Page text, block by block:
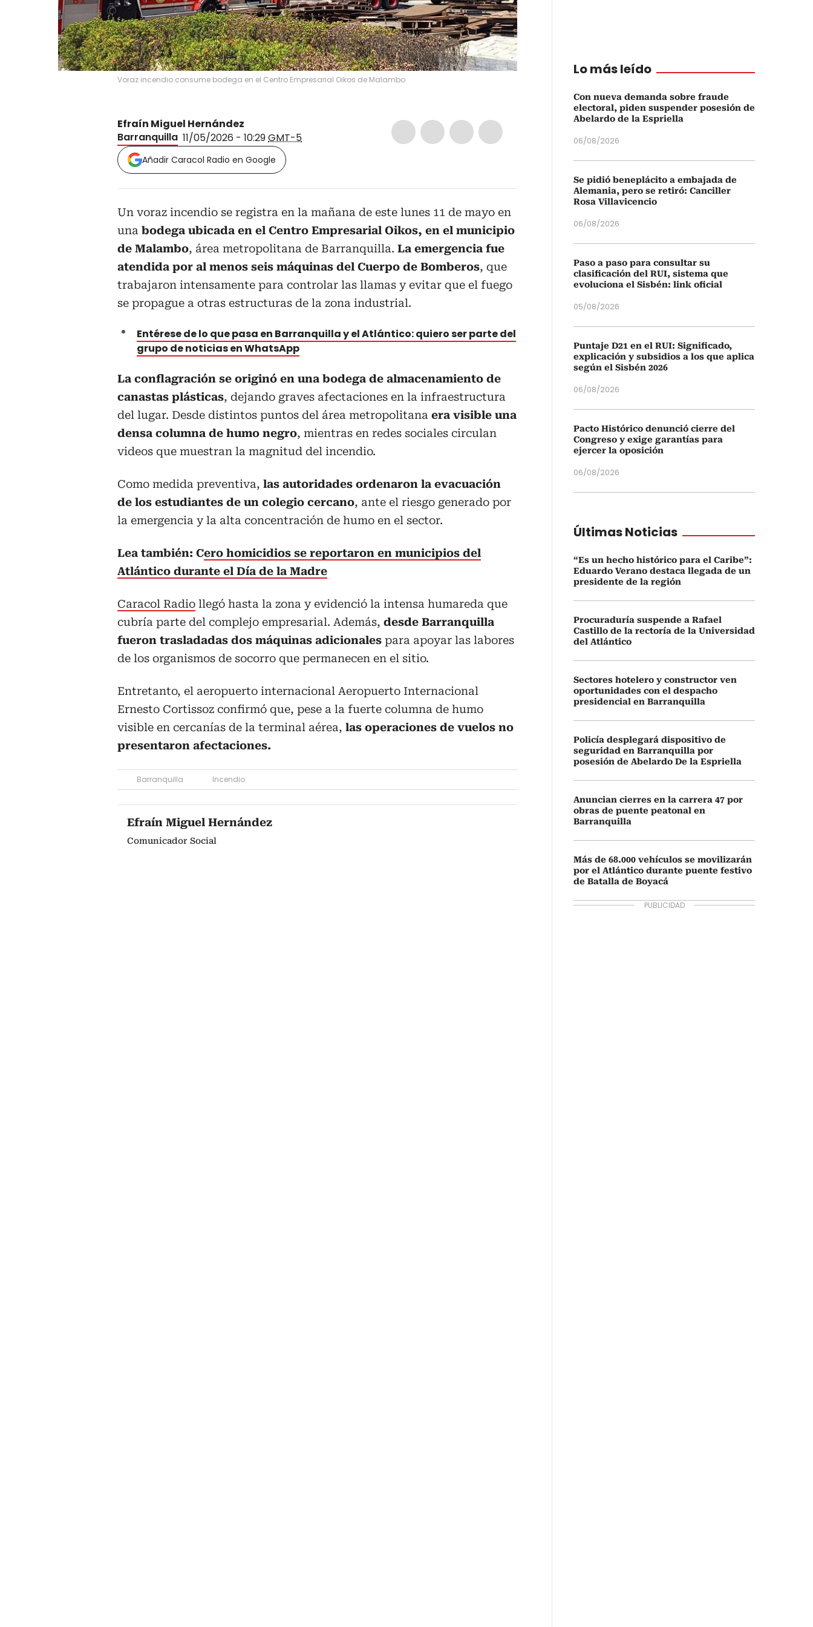
Voraz incendio consume bodega en el Centro Empresarial Oikos de Malambo
Efraín Miguel Hernández
Barranquilla 11/05/2026 - 10:29GMT-5
Añadir Caracol Radio en Google
Un voraz incendio se registra en la mañana de este lunes 11 de mayo en
una bodega ubicada en el Centro Empresarial Oikos, en el municipio
de Malambo, área metropolitana de Barranquilla. La emergencia fue
atendida por al menos seis máquinas del Cuerpo de Bomberos, que
trabajaron intensamente para controlar las llamas y evitar que el fuego
se propague a otras estructuras de la zona industrial.
Entérese de lo que pasa en Barranquilla y el Atlántico: quiero ser parte del
grupo de noticias en WhatsApp
La conflagración se originó en una bodega de almacenamiento de
canastas plásticas, dejando graves afectaciones en la infraestructura
del lugar. Desde distintos puntos del área metropolitana era visible una
densa columna de humo negro, mientras en redes sociales circulan
videos que muestran la magnitud del incendio.
Como medida preventiva, las autoridades ordenaron la evacuación
de los estudiantes de un colegio cercano, ante el riesgo generado por
la emergencia y la alta concentración de humo en el sector.
Lea también: Cero homicidios se reportaron en municipios del
Atlántico durante el Día de la Madre
Caracol Radio llegó hasta la zona y evidenció la intensa humareda que
cubría parte del complejo empresarial. Además, desde Barranquilla
fueron trasladadas dos máquinas adicionales para apoyar las labores
de los organismos de socorro que permanecen en el sitio.
Entretanto, el aeropuerto internacional Aeropuerto Internacional
Ernesto Cortissoz confirmó que, pese a la fuerte columna de humo
visible en cercanías de la terminal aérea, las operaciones de vuelos no
presentaron afectaciones.
Barranquilla Incendio
Efraín Miguel Hernández
Comunicador Social
Lo más leído
Con nueva demanda sobre fraude
electoral, piden suspender posesión de
Abelardo de la Espriella
06/08/2026
Se pidió beneplácito a embajada de
Alemania, pero se retiró: Canciller
Rosa Villavicencio
06/08/2026
Paso a paso para consultar su
clasificación del RUI, sistema que
evoluciona el Sisbén: link oficial
05/08/2026
Puntaje D21 en el RUI: Significado,
explicación y subsidios a los que aplica
según el Sisbén 2026
06/08/2026
Pacto Histórico denunció cierre del
Congreso y exige garantías para
ejercer la oposición
06/08/2026
Últimas Noticias
“Es un hecho histórico para el Caribe”:
Eduardo Verano destaca llegada de un
presidente de la región
Procuraduría suspende a Rafael
Castillo de la rectoría de la Universidad
del Atlántico
Sectores hotelero y constructor ven
oportunidades con el despacho
presidencial en Barranquilla
Policía desplegará dispositivo de
seguridad en Barranquilla por
posesión de Abelardo De la Espriella
Anuncian cierres en la carrera 47 por
obras de puente peatonal en
Barranquilla
Más de 68.000 vehículos se movilizarán
por el Atlántico durante puente festivo
de Batalla de Boyacá